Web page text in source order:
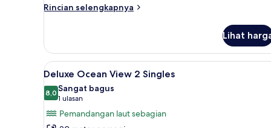
Rincian selengkapnya
Rincian
Deluxe
Ocean
View
King
Lihat
Lihat
semua
foto
untuk
Deluxe
Deluxe Ocean View 2 Singles
5
Deluxe Ocean View 2 Singles
8,08,0 dari 10
Sangat bagus
1 ulasan
(1
ulasan)
Pemandangan laut sebagian